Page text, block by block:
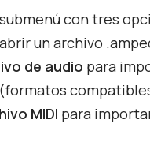
con tres
un archivo
de audio para
compatibles:
MIDI para